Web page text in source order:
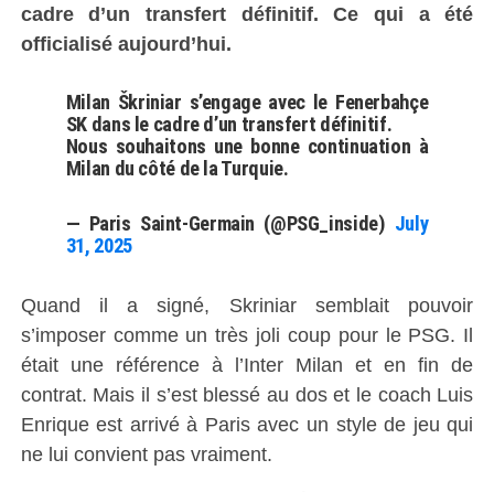
cadre d’un transfert définitif. Ce qui a été
officialisé aujourd’hui.
Milan Škriniar s’engage avec le Fenerbahçe
SK dans le cadre d’un transfert définitif.
Nous souhaitons une bonne continuation à
Milan du côté de la Turquie.
— Paris Saint-Germain (@PSG_inside) July
31, 2025
Quand il a signé, Skriniar semblait pouvoir
s’imposer comme un très joli coup pour le PSG. Il
était une référence à l’Inter Milan et en fin de
contrat. Mais il s’est blessé au dos et le coach Luis
Enrique est arrivé à Paris avec un style de jeu qui
ne lui convient pas vraiment.